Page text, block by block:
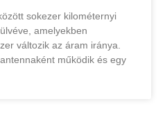
sokezer kilométernyi
amelyekben
változik az áram iránya.
működik és egy